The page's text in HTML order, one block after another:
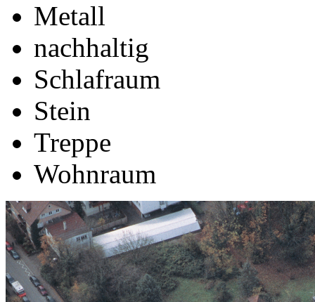
Metall
nachhaltig
Schlafraum
Stein
Treppe
Wohnraum